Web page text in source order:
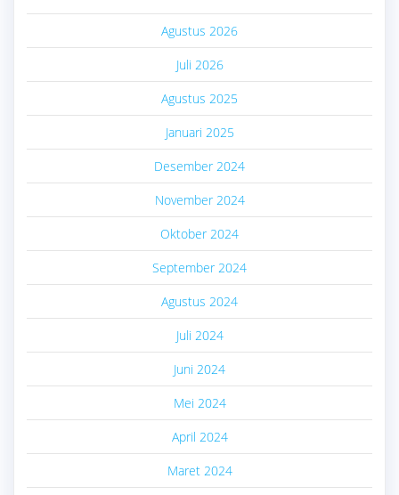
Agustus 2026
Juli 2026
Agustus 2025
Januari 2025
Desember 2024
November 2024
Oktober 2024
September 2024
Agustus 2024
Juli 2024
Juni 2024
Mei 2024
April 2024
Maret 2024